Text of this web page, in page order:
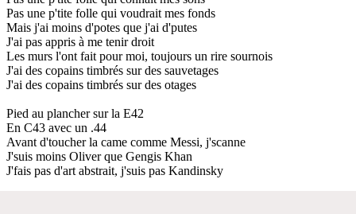
Pas une p'tite folle qui voudrait mes fonds
Mais j'ai moins d'potes que j'ai d'putes
J'ai pas appris à me tenir droit
Les murs l'ont fait pour moi, toujours un rire sournois
J'ai des copains timbrés sur des sauvetages
J'ai des copains timbrés sur des otages
Pied au plancher sur la E42
En C43 avec un .44
Avant d'toucher la came comme Messi, j'scanne
J'suis moins Oliver que Gengis Khan
J'fais pas d'art abstrait, j'suis pas Kandinsky